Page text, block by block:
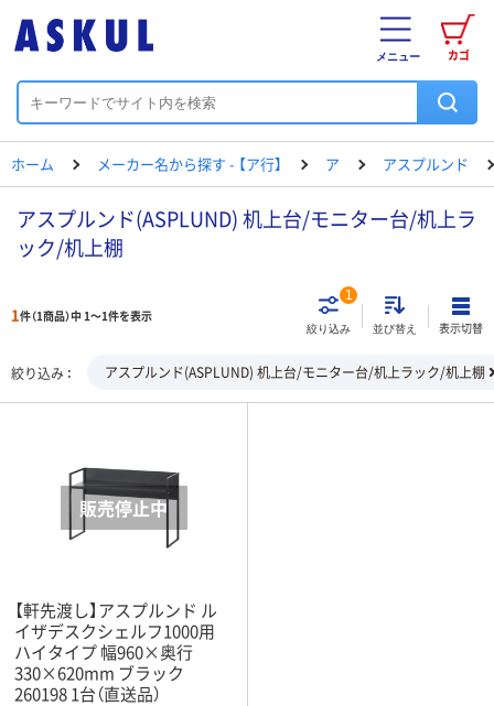
カゴ
メニュー
ホーム メーカー名から探す - 【ア行】 ア アスプルンド
アスプルンド(ASPLUND) 机上台/モニター台/机上ラ
ック/机上棚
1件（1商品）中 1～1件を表示
絞り込み
1
並び替え 表示切替
絞り込み アスプルンド(ASPLUND) 机上台/モニター台/机上ラック/机上棚
【軒先渡し】アスプルンド ル
イザデスクシェルフ1000用
ハイタイプ 幅960×奥行
330×620mm ブラック
260198 1台（直送品）